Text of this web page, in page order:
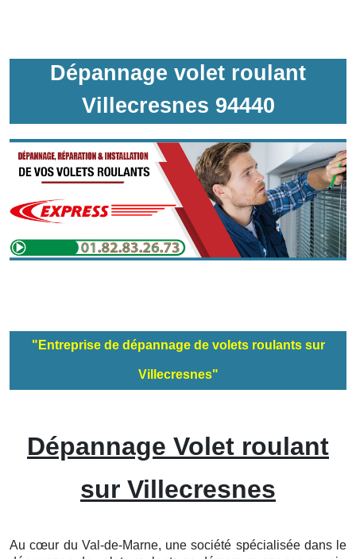
Dépannage volet roulant
Villecresnes 94440
"Entreprise de dépannage de volets roulants sur
Villecresnes"
Dépannage Volet roulant
sur Villecresnes
Au cœur du Val-de-Marne, une société spécialisée dans le